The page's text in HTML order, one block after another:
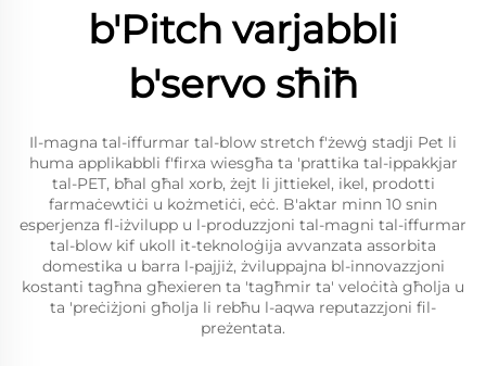
b'Pitch varjabbli
b'servo sħiħ
Il-magna tal-iffurmar tal-blow stretch f'żewġ stadji Pet li
huma applikabbli f'firxa wiesgħa ta 'prattika tal-ippakkjar
tal-PET, bħal għal xorb, żejt li jittiekel, ikel, prodotti
farmaċewtiċi u kożmetiċi, eċċ. B'aktar minn 10 snin
esperjenza fl-iżvilupp u l-produzzjoni tal-magni tal-iffurmar
tal-blow kif ukoll it-teknoloġija avvanzata assorbita
domestika u barra l-pajjiż, żviluppajna bl-innovazzjoni
kostanti tagħna għexieren ta 'tagħmir ta' veloċità għolja u
ta 'preċiżjoni għolja li rebħu l-aqwa reputazzjoni fil-
preżentata.